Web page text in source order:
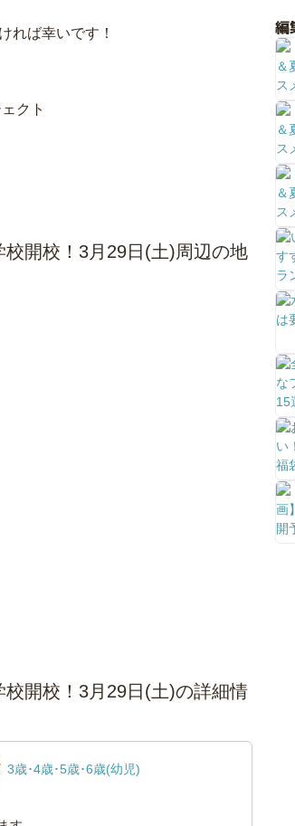
れば幸いです！
クト
開校！3月29日(土)周辺の地
開校！3月29日(土)の詳細情
3歳･4歳･5歳･6歳(幼児)
編